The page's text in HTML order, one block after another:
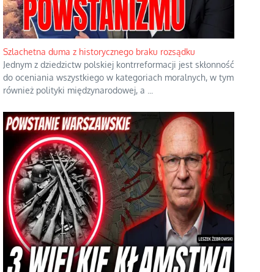
Szlachetna duma z historycznego braku rozsądku
Jednym z dziedzictw polskiej kontrreformacji jest skłonność
do oceniania wszystkiego w kategoriach moralnych, w tym
również polityki międzynarodowej, a